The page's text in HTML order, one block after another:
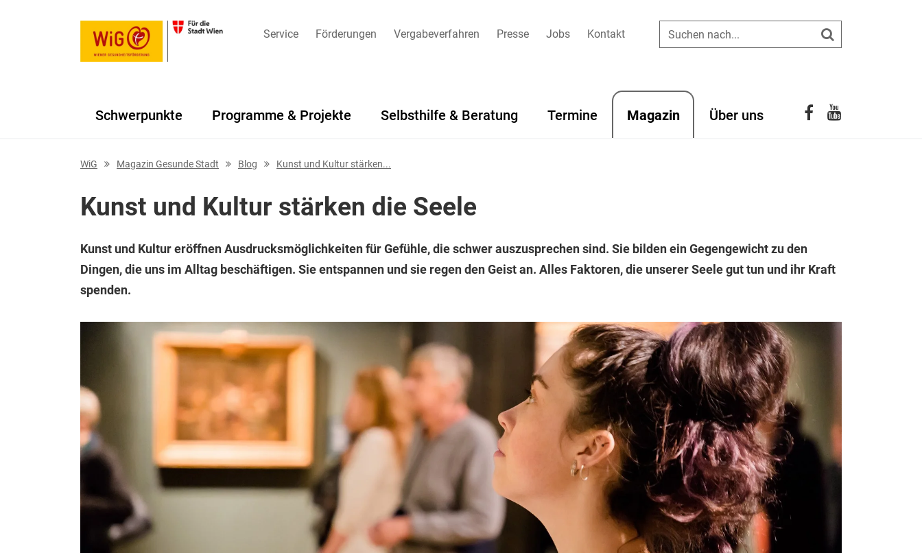
Service Förderungen Vergabeverfahren Presse Jobs Kontakt
Suchen
Navigation überspringenSchwerpunkte Programme & Projekte Selbsthilfe & Beratung Termine Magazin Über uns Facebook
YouTube
WiG Magazin Gesunde Stadt Blog Kunst und Kultur stärken...
Kunst und Kultur stärken die Seele
Kunst und Kultur eröffnen Ausdrucksmöglichkeiten für Gefühle, die schwer auszusprechen sind. Sie bilden ein Gegengewicht zu den
Dingen, die uns im Alltag beschäftigen. Sie entspannen und sie regen den Geist an. Alles Faktoren, die unserer Seele gut tun und ihr Kraft
spenden.